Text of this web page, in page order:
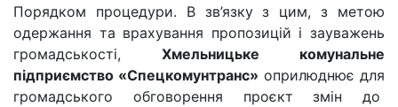
Порядком процедури. В зв’язку з цим,з метою
одержання та врахування пропозицій і зауважень
громадськості, Хмельницьке комунальне
підприємство «Спецкомунтранс» оприлюднює для
громадського обговорення проєкт змін до